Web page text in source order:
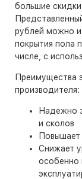
большие
рублей можно
покрытия пола
числе, с
Преимущества
производителя:
Надежно
и сколов
Повышает
Снижает
особенно